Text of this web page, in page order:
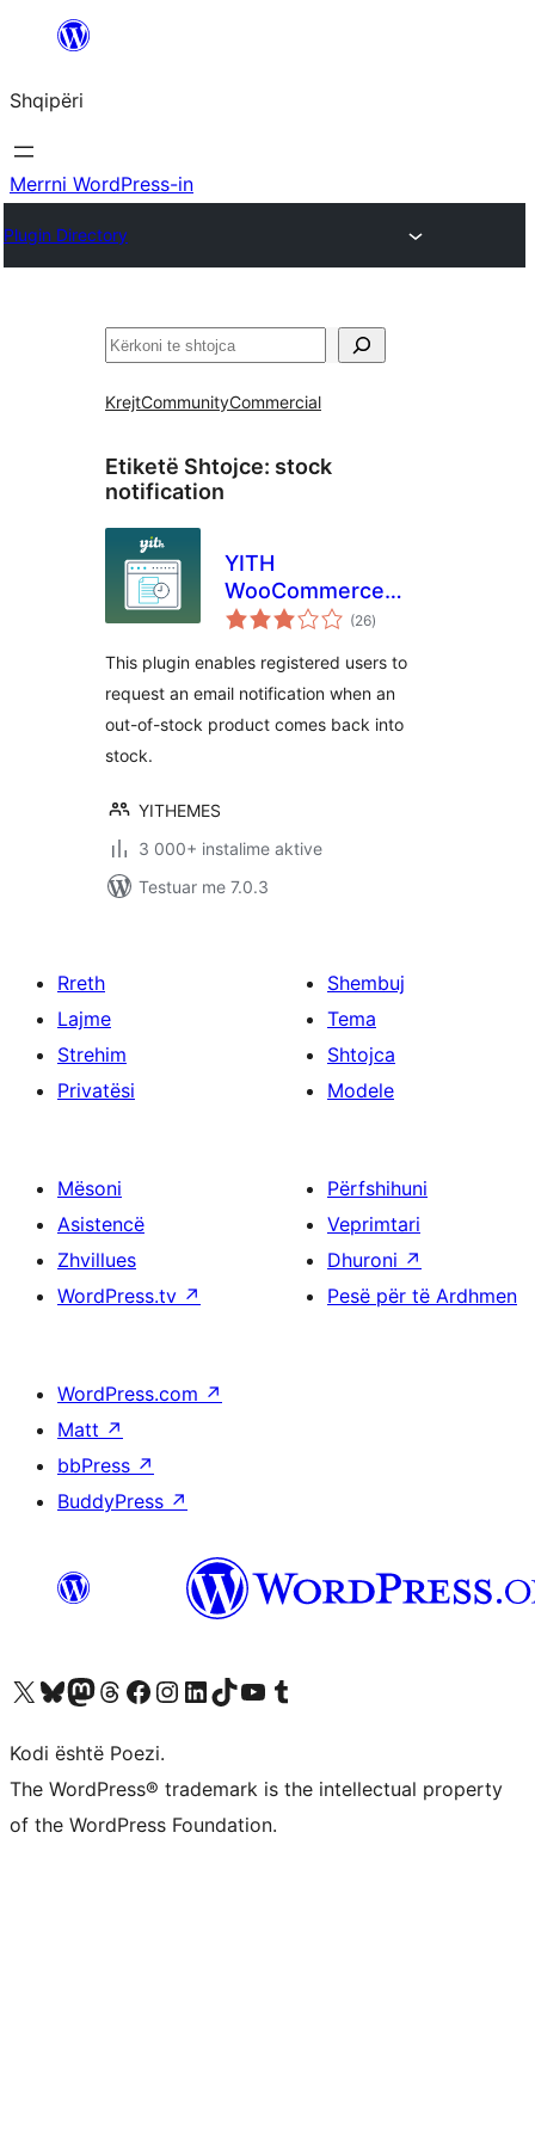
Hidhu
lënda
Shqipëri
Merrni WordPress-in
Plugin Directory
Kërko
KrejtCommunityCommercial
Etiketë Shtojce: stock
notification
YITH
WooCommerce
Waitlist
(26vlerësime
gjithsej
)
This plugin enables registered users to
request an email notification when an
out-of-stock product comes back into
stock.
YITHEMES
3 000+ instalime aktive
Testuar me 7.0.3
Rreth
Lajme
Strehim
Privatësi
Shembuj
Tema
Shtojca
Modele
Mësoni
Asistencë
Zhvillues
WordPress.tv ↗
Përfshihuni
Veprimtari
Dhuroni ↗
Pesë për të Ardhmen
WordPress.com ↗
Matt ↗
bbPress ↗
BuddyPress ↗
Vizitoni llogarinë tonë X (ish Twitter)
Vizitoni llogarinë tonë Bluesky
Vizitoni llogarinë tonë Mastodon
Vizitoni llogarinë tonë Threads
Vizitoni faqen tonë në Facebook
Vizitoni llogarinë tonë Instagram
Vizitoni llogarinë tonë LinkedIn
Vizitoni llogarinë tonë TikTok
Vizitoni kanalin tonë YouTube
Vizitoni llogarinë tonë Tumblr
Kodi është Poezi.
The WordPress® trademark is the intellectual property
of the WordPress Foundation.